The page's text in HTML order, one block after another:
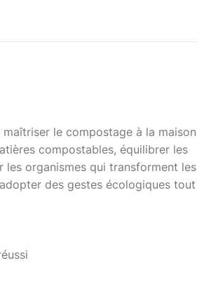
le compostage à la maison
compostables, équilibrer les
organismes qui transforment les
des gestes écologiques tout